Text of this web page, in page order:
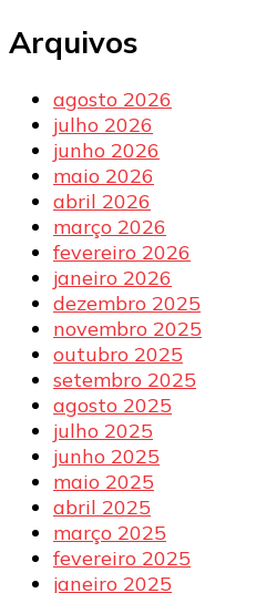
Arquivos
agosto 2026
julho 2026
junho 2026
maio 2026
abril 2026
março 2026
fevereiro 2026
janeiro 2026
dezembro 2025
novembro 2025
outubro 2025
setembro 2025
agosto 2025
julho 2025
junho 2025
maio 2025
abril 2025
março 2025
fevereiro 2025
janeiro 2025